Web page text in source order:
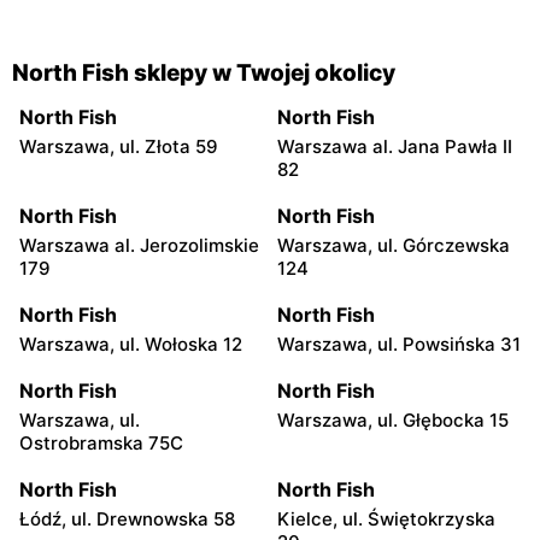
North Fish sklepy w Twojej okolicy
North Fish
Warszawa, ul. Złota 59
North Fish
Warszawa al. Jana Pawła II
82
North Fish
Warszawa al. Jerozolimskie
179
North Fish
Warszawa, ul. Górczewska
124
North Fish
Warszawa, ul. Wołoska 12
North Fish
Warszawa, ul. Powsińska 31
North Fish
Warszawa, ul.
Ostrobramska 75C
North Fish
Warszawa, ul. Głębocka 15
North Fish
Łódź, ul. Drewnowska 58
North Fish
Kielce, ul. Świętokrzyska